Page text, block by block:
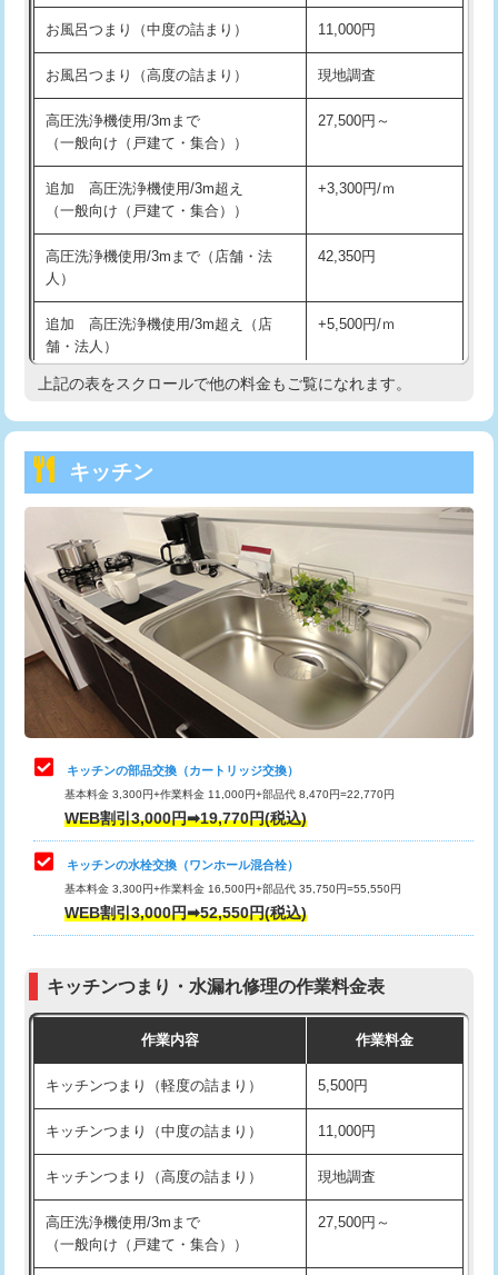
式）)
交換・取付(混合水栓（壁付・デッキ
式・ワンホール）)
16,500円+材料費
交換・取付(排水栓・排水トラップ
（P/S/ポップアップ））
22,000円+材料費
交換・取付（その他部品） 11,000円+材料費
持込商品取付（単水栓） 13,200円
持込商品取付（混合水栓）
持込商品取付（浄水器・分岐水栓） 16,500円
持込商品取付（温水洗浄便座） 22,000円
持込商品取付（普通便座⇔温水洗浄便
22,000円
給水管工事※（ホール加工)
給水管工事※（バンド止め) 3,300円
給水管工事※（支持金具設置) 5,500円
給水管工事※（保温材使用（バンド止
め込み）)
5,500円
給水管工事※（土の掘削・埋め戻し作
11,000円
給水管工事※（塩ビ管（VP・HI）使
用/3ｍまで)
給水管工事※（塩ビ管（VP・HI）使
用（追加）/3ｍ超え)
給水管工事※（ライニング鋼管・銅
管・ポリ管・HT管使用/3ｍまで)
44,000円
管・ポリ管・HT管使用/3ｍ超え)
排水管工事（土の掘削・埋め戻し作
11,000円~
排水管工事（排水管工事/3ｍまで） 55,000円
排水管工事（追加 排水管工事/3ｍ超
+11,000円
マス交換（土の掘削・埋め戻し作業）
マス交換（深さ50㎝未満）
お風呂つまり（中度の詰まり） 11,000円
お風呂つまり（高度の詰まり） 現地調査
高圧洗浄機使用/3mまで
（一般向け（戸建て・集合））
27,500円～
追加 高圧洗浄機使用/3m超え
（一般向け（戸建て・集合））
+3,300円/ｍ
高圧洗浄機使用/3mまで（店舗・法
人）
42,350円
追加 高圧洗浄機使用/3m超え（店
舗・法人）
+5,500円/ｍ
高度高圧洗浄換 現地調査
トーラー機使用/3mまで
追加トーラー機使用/3m超え +3,300円
カメラ調査 33,000円
桝清掃 8,800円
止水・漏水調査・防水処理・清掃・修
理・調整・分解・加工など（軽作業）
11,000円
止水・漏水調査・防水処理・清掃・修
理・調整・分解・加工など（中作業）
22,000円
止水・漏水調査・防水処理・清掃・修
理・調整・分解・加工など（重作業）
33,000円
お風呂タンク脱着
その他部品の脱着
式・ワンホール）)
交換・取付(排水栓・排水トラップ
22,000円+材料費
持込商品取付（単水栓）
上記の表をスクロールで他の料金もご覧になれます。
キッチン
キッチンの部品交換（カートリッジ交換）
基本料金 3,300円+作業料金 11,000円+部品代 8,470円=22,770円
WEB割引3,000円➡19,770円(税込)
キッチンの水栓交換（ワンホール混合栓）
基本料金 3,300円+作業料金 16,500円+部品代 35,750円=55,550円
WEB割引3,000円➡52,550円(税込)
キッチンつまり・水漏れ修理の作業料金表
作業内容 作業料金
キッチンつまり（軽度の詰まり） 5,500円
キッチンつまり（中度の詰まり） 11,000円
キッチンつまり（高度の詰まり） 現地調査
高圧洗浄機使用/3mまで
（一般向け（戸建て・集合））
27,500円～